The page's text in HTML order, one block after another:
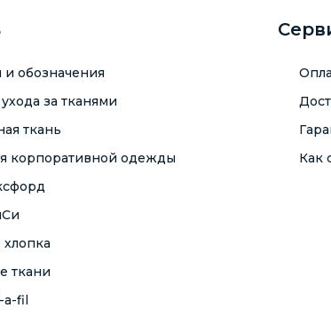
обозначения
за тканями
ткань
корпоративной одежды
ткани
a-fil
Как